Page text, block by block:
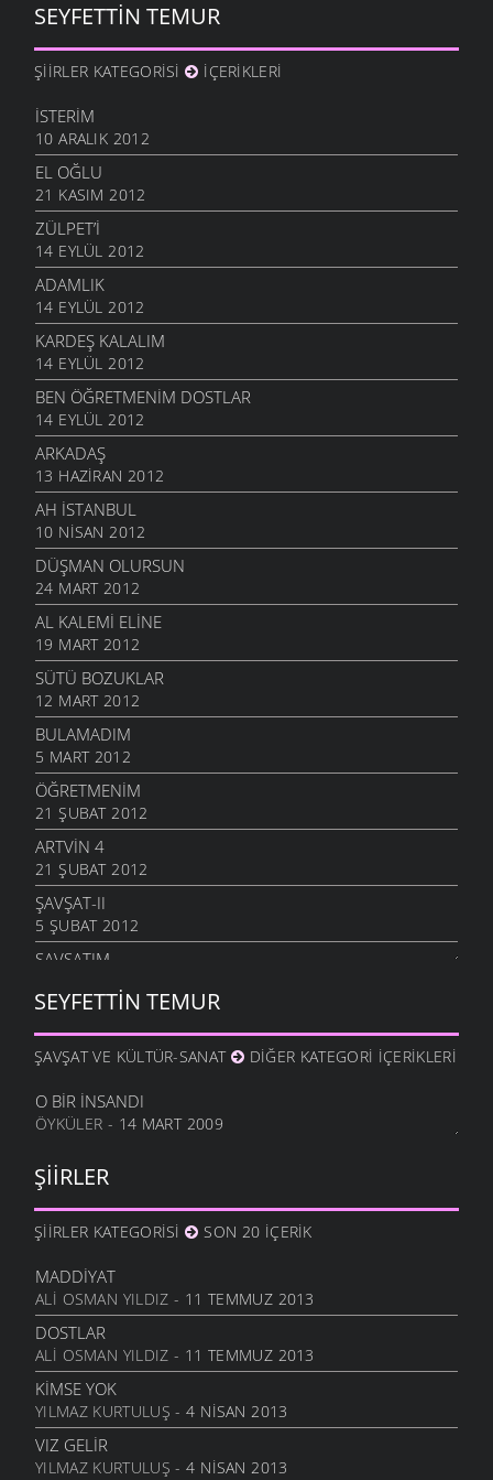
SEYFETTIN TEMUR
ŞIIRLER KATEGORISI İÇERIKLERI
İSTERIM
10 ARALIK 2012
EL OĞLU
21 KASIM 2012
ZÜLPET’I
14 EYLÜL 2012
ADAMLIK
14 EYLÜL 2012
KARDEŞ KALALIM
14 EYLÜL 2012
BEN ÖĞRETMENIM DOSTLAR
14 EYLÜL 2012
ARKADAŞ
13 HAZIRAN 2012
AH İSTANBUL
10 NISAN 2012
DÜŞMAN OLURSUN
24 MART 2012
AL KALEMI ELINE
19 MART 2012
SÜTÜ BOZUKLAR
12 MART 2012
BULAMADIM
5 MART 2012
ÖĞRETMENIM
21 ŞUBAT 2012
ARTVIN 4
21 ŞUBAT 2012
ŞAVŞAT-II
5 ŞUBAT 2012
ŞAVŞATIM
METINE
17 OCAK 2012
HALA OĞLU
31 ARALIK 2011
NE OLUR OĞUL
DURDUM
10 ARALIK 2011
ANAM
HESLER
27 KASIM 2011
BILEMEDIM
24 KASIM 2011
VARDIR
5 KASIM 2011
TOPRAKTIR
SEYFETTIN TEMUR
ŞAVŞAT VE KÜLTÜR-SANAT DIĞER KATEGORI İÇERIKLERI
O BIR İNSANDI
ÖYKÜLER - 14 MART 2009
ŞIIRLER
ŞIIRLER KATEGORISI SON 20 İÇERIK
MADDIYAT
ALI OSMAN YILDIZ - 11 TEMMUZ 2013
DOSTLAR
ALI OSMAN YILDIZ - 11 TEMMUZ 2013
KIMSE YOK
YILMAZ KURTULUŞ - 4 NISAN 2013
VIZ GELIR
YILMAZ KURTULUŞ - 4 NISAN 2013